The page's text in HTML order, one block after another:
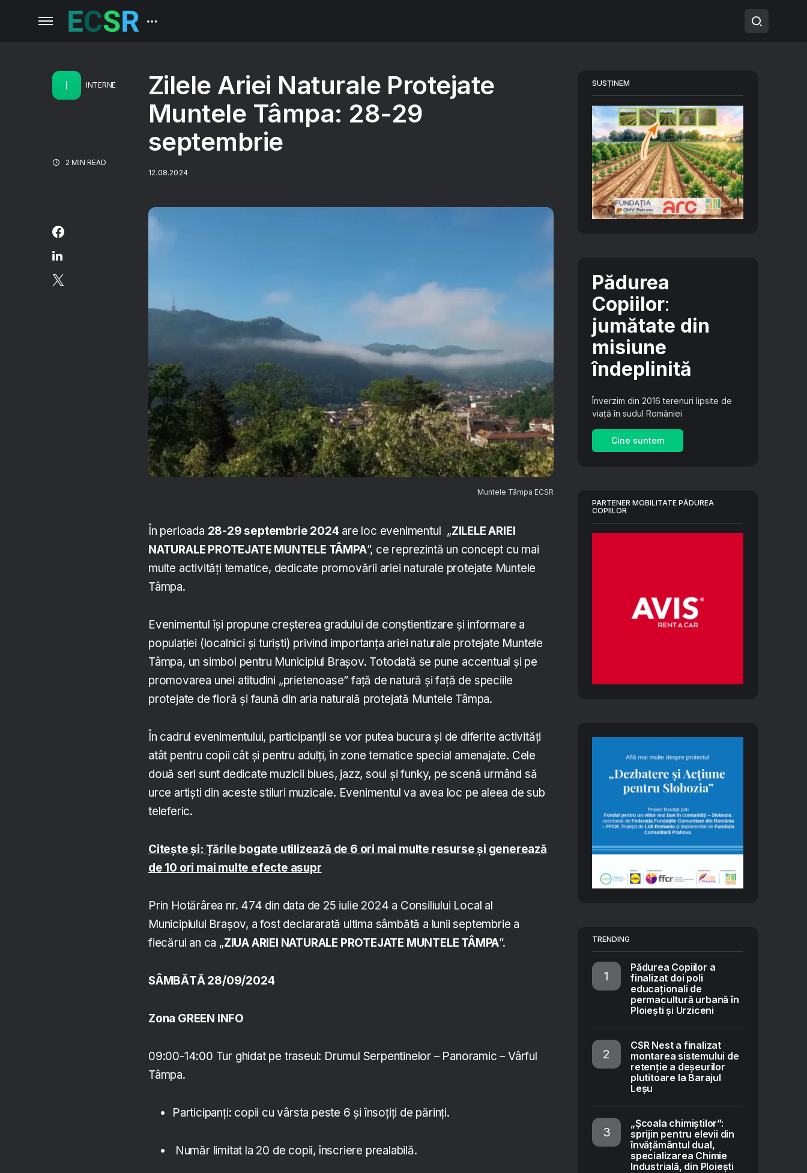
I INTERNE
2 MIN READ
Zilele Ariei Naturale Protejate
Muntele Tâmpa: 28-29
septembrie
12.08.2024
Muntele Tâmpa ECSR
În perioada 28-29 septembrie 2024are loc evenimentul „ZILELE ARIEI
NATURALE PROTEJATE MUNTELE TÂMPA”, ce reprezintă un concept cu mai
multe activități tematice, dedicate promovării ariei naturale protejate Muntele
Tâmpa.
Evenimentul își propune creșterea gradului de conștientizare și informare a
populației (localnici și turiști) privind importanța ariei naturale protejate Muntele
Tâmpa, un simbol pentru Municipiul Brașov. Totodată se pune accentual și pe
promovarea unei atitudini „prietenoase” faţă de natură şi faţă de speciile
protejate de floră și faună din aria naturală protejată Muntele Tâmpa.
În cadrul evenimentului, participanții se vor putea bucura și de diferite activități
atât pentru copii cât și pentru adulți, în zone tematice special amenajate. Cele
două seri sunt dedicate muzicii blues, jazz, soul și funky, pe scenă urmând să
urce artiști din aceste stiluri muzicale. Evenimentul va avea loc pe aleea de sub
teleferic.
Citește și: Țările bogate utilizează de 6 ori mai multe resurse și generează
de 10 ori mai multe efecte asupr
Prin Hotărârea nr. 474 din data de 25 iulie 2024 a Consiliului Local al
Municipiului Braşov, a fost declararată ultima sâmbătă a lunii septembrie a
fiecărui an ca „ZIUA ARIEI NATURALE PROTEJATE MUNTELE TÂMPA”.
SÂMBĂTĂ 28/09/2024
Zona GREEN INFO
09:00-14:00 Tur ghidat pe traseul: Drumul Serpentinelor – Panoramic – Vârful
Tâmpa.
Participanți: copii cu vârsta peste 6 și însoțiți de părinți.
Număr limitat la 20 de copii, înscriere prealabilă.
SUSȚINEM
Pădurea
Copiilor:
jumătate din
misiune
îndeplinită
Înverzim din 2016 terenuri lipsite de
viață în sudul României
Cine suntem
PARTENER MOBILITATE PĂDUREA
COPIILOR
TRENDING
Pădurea Copiilor a
finalizat doi poli
educaționali de
permacultură urbană în
Ploiești și Urziceni
CSR Nest a finalizat
montarea sistemului de
retenție a deșeurilor
plutitoare la Barajul
Leșu
„Școala chimiștilor”:
sprijin pentru elevii din
învățământul dual,
specializarea Chimie
Industrială, din Ploiești